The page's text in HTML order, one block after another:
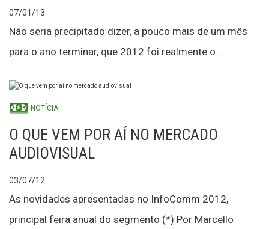
07/01/13
Não seria precipitado dizer, a pouco mais de um mês
para o ano terminar, que 2012 foi realmente o...
NOTÍCIA
O QUE VEM POR AÍ NO MERCADO
AUDIOVISUAL
03/07/12
As novidades apresentadas no InfoComm 2012,
principal feira anual do segmento (*) Por Marcello